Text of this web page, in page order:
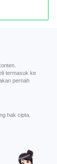
termasuk ke
pernah
hak cipta.